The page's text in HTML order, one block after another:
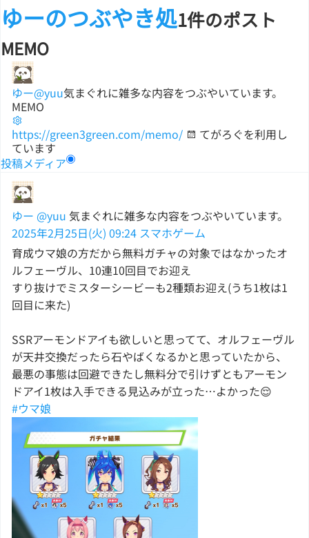
ゆーのつぶやき処1件のポスト
MEMO
ゆー@yuu気まぐれに雑多な内容をつぶやいています。
MEMO
https://green3green.com/memo/
てがろぐを利用し
ています
投稿メディア
ゆー @yuu 気まぐれに雑多な内容をつぶやいています。
2025年2月25日(火) 09:24 スマホゲーム
育成ウマ娘の方だから無料ガチャの対象ではなかったオ
ルフェーヴル、10連10回目でお迎え
すり抜けでミスターシービーも2種類お迎え(うち1枚は1
回目に来た)
SSRアーモンドアイも欲しいと思ってて、オルフェーヴル
が天井交換だったら石やばくなるかと思っていたから、
最悪の事態は回避できたし無料分で引けずともアーモン
ドアイ1枚は入手できる見込みが立った…よかった😌
#ウマ娘